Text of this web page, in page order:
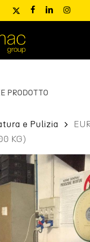
x-
facebooklinkedininstagram
PRODOTTO
e Pulizia
KG)